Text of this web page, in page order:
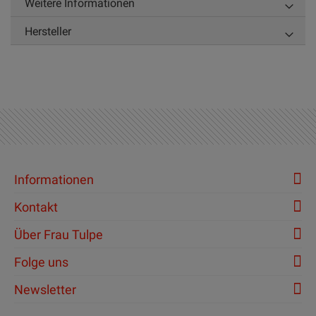
Hersteller
Informationen
Kontakt
Über Frau Tulpe
Folge uns
Newsletter